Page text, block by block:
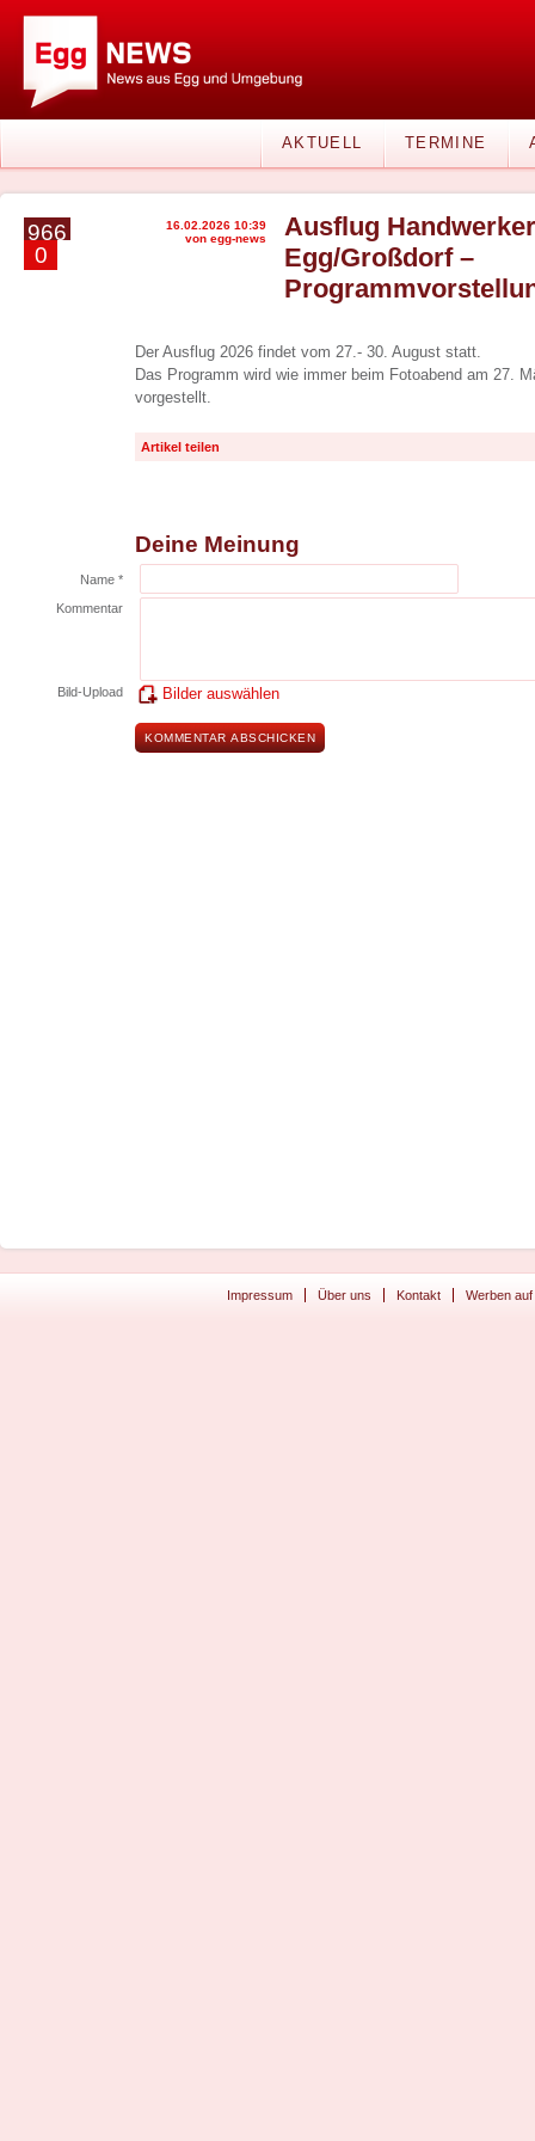
AKTUELL TERMINE
966
0
16.02.2026 10:39
von egg-news
Ausflug
Egg/Großdorf –
Der Ausflug 2026 findet vom 27.- 30. August statt.
Das Programm wird wie immer beim Fotoabend am 27.
vorgestellt.
Artikel teilen
Deine Meinung
Name *
Kommentar
Bild-Upload Bilder auswählen
Impressum Über uns Kontakt Werben